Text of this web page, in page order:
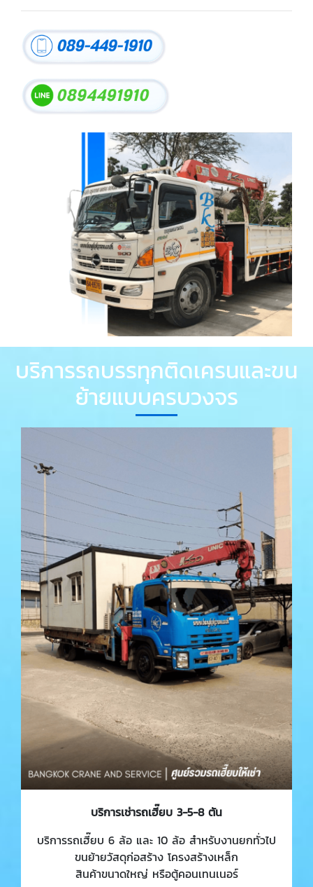
บริการรถบรรทุกติดเครนและขน
ย้ายแบบครบวงจร
บริการเช่ารถเฮี๊ยบ 3-5-8 ตัน
บริการรถเฮี๊ยบ 6 ล้อ และ 10 ล้อ สำหรับงานยกทั่วไป
ขนย้ายวัสดุก่อสร้าง โครงสร้างเหล็ก
สินค้าขนาดใหญ่ หรือตู้คอนเทนเนอร์